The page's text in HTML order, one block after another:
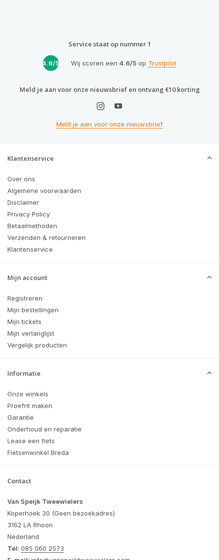
Service staat op nummer 1
4.6/5 Wij scoren een 4.6/5op Trustpilot
Meld je aan voor onze nieuwsbrief en ontvang €10 korting
Meld je aan voor onze nieuwsbrief
Klantenservice
Over ons
Algemene voorwaarden
Disclaimer
Privacy Policy
Betaalmethoden
Verzenden & retourneren
Klantenservice
Mijn account
Registreren
Mijn bestellingen
Mijn tickets
Mijn verlanglijst
Vergelijk producten
Informatie
Onze winkels
Proefrit maken
Garantie
Onderhoud en reparatie
Lease een fiets
Fietsenwinkel Breda
Contact
Van Speijk Tweewielers
Koperhoek 30 (Geen bezoekadres)
3162 LA Rhoon
Nederland
Tel: 085 060 2573